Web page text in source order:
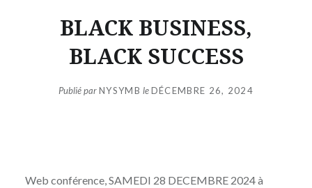
BLACK BUSINESS,
BLACK SUCCESS
Publié parNYSYMB leDÉCEMBRE 26, 2024
Web conférence, SAMEDI 28 DECEMBRE 2024 à